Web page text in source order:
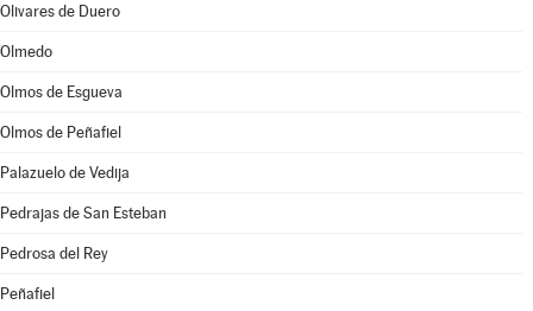
Olivares de Duero
Olmedo
Olmos de Esgueva
Olmos de Peñafiel
Palazuelo de Vedija
Pedrajas de San Esteban
Pedrosa del Rey
Peñafiel